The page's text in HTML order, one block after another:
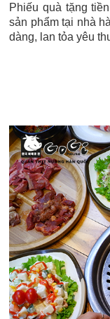
Phiếu quà tặng
sản phẩm tại nhà
dàng, lan tỏa yêu